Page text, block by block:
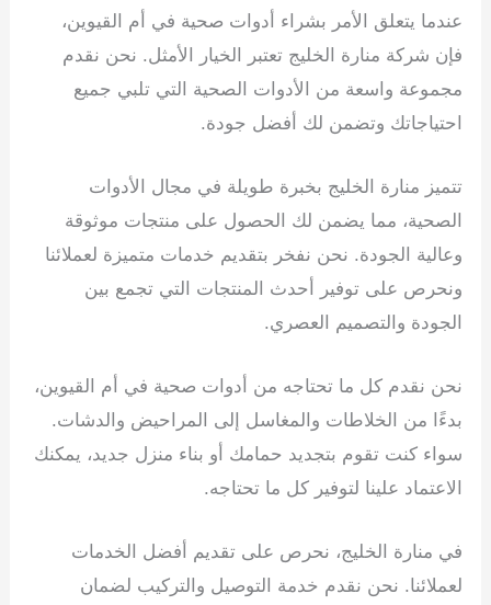
عندما يتعلق الأمر بشراء أدوات صحية في أم القيوين،
فإن شركة منارة الخليج تعتبر الخيار الأمثل. نحن نقدم
مجموعة واسعة من الأدوات الصحية التي تلبي جميع
احتياجاتك وتضمن لك أفضل جودة.
تتميز منارة الخليج بخبرة طويلة في مجال الأدوات
الصحية، مما يضمن لك الحصول على منتجات موثوقة
وعالية الجودة. نحن نفخر بتقديم خدمات متميزة لعملائنا
ونحرص على توفير أحدث المنتجات التي تجمع بين
الجودة والتصميم العصري.
نحن نقدم كل ما تحتاجه من أدوات صحية في أم القيوين،
بدءًا من الخلاطات والمغاسل إلى المراحيض والدشات.
سواء كنت تقوم بتجديد حمامك أو بناء منزل جديد، يمكنك
الاعتماد علينا لتوفير كل ما تحتاجه.
في منارة الخليج، نحرص على تقديم أفضل الخدمات
لعملائنا. نحن نقدم خدمة التوصيل والتركيب لضمان